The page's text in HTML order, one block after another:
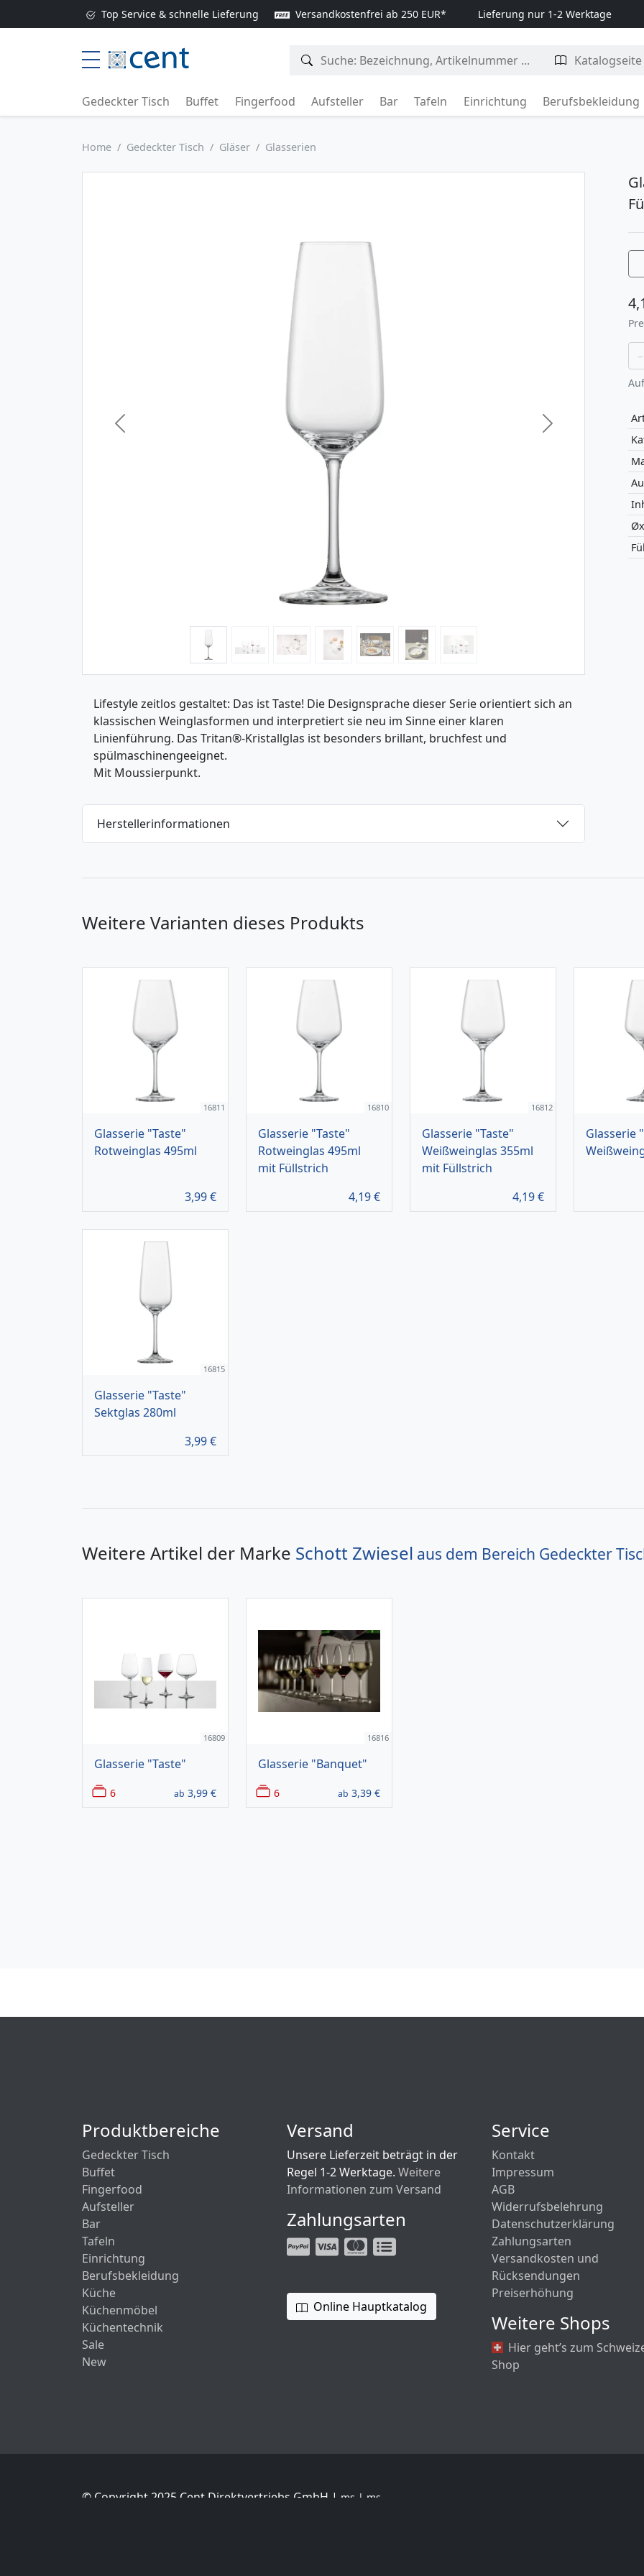
Top Service & schnelle Lieferung Versandkostenfrei ab 250 EUR* Lieferung nur 1-2 Werktage
Gedeckter Tisch Buffet Fingerfood Aufsteller Bar Tafeln Einrichtung Berufsbekleidung
Home Gedeckter Tisch Gläser Glasserien
–
Vorheriges Bild Nächstes Bild
Lifestyle zeitlos gestaltet: Das ist Taste! Die Designsprache dieser Serie orientiert sich an
klassischen Weinglasformen und interpretiert sie neu im Sinne einer klaren
Linienführung. Das Tritan®-Kristallglas ist besonders brillant, bruchfest und
spülmaschinengeeignet.
Mit Moussierpunkt.
Herstellerinformationen
Weitere Varianten dieses Produkts
16811
Glasserie "Taste"
Rotweinglas 495ml
3,99€
16810
Glasserie "Taste"
Rotweinglas 495ml
mit Füllstrich
4,19€
16812
Glasserie "Taste"
Weißweinglas 355ml
mit Füllstrich
4,19€
Glasserie
16815
Glasserie "Taste"
Sektglas 280ml
3,99€
Weitere Artikel der Marke Schott Zwiesel aus dem Bereich Gedeckter
16809
Glasserie "Taste"
6 ab 3,99 €
16816
Glasserie "Banquet"
6 ab 3,39 €
Produktbereiche
Gedeckter Tisch
Buffet
Fingerfood
Aufsteller
Bar
Tafeln
Einrichtung
Berufsbekleidung
Küche
Küchenmöbel
Küchentechnik
Sale
New
Versand
Unsere Lieferzeit beträgt in der
Regel 1-2 Werktage. Weitere
Informationen zum Versand
Zahlungsarten
Online Hauptkatalog
Service
Kontakt
Impressum
AGB
Widerrufsbelehrung
Datenschutzerklärung
Zahlungsarten
Versandkosten und
Rücksendungen
Preiserhöhung
Weitere Shops
Hier geht’s zum
Shop
© Copyright 2025 Cent Direktvertriebs GmbH | ms | ms